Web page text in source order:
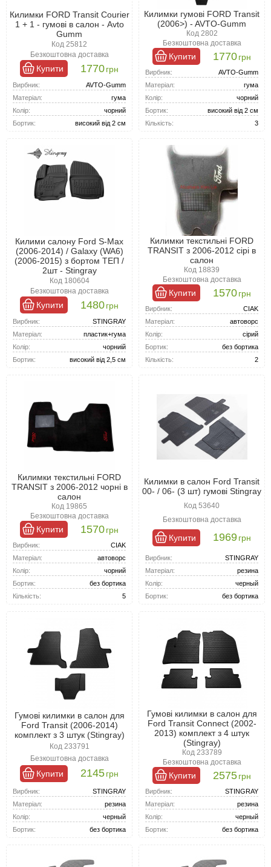
Ефективний захист: Борти по периметру запобігають
потраплянню вологи та бруду на підлогу, навіть за рясних
опадів.
Надійність: Килимки не ковзають, не збиваються та добре
тримають форму навіть за тривалого використання.
Вибір матеріалів: В асортименті представлені гумові,
текстильні, поліуретанові та інші варіанти.
Якість: Усі вироби сертифіковані та відповідають сучасним
стандартам безпеки.
Килимки FORD Transit Courier
1 + 1 - гумові в салон - Avto
Gumm
Код 25812
Безкоштовна доставка
Купити 1770грн
Вирбник:
AVTO-Gumm
Матеріал:
гума
Колір:
чорний
Бортик:
високий від 2 см
Килимки гумові FORD Transit
(2006>) - AVTO-Gumm
Код 2802
Безкоштовна доставка
Купити 1770грн
Вирбник:
AVTO-Gumm
Матеріал:
гума
Колір:
чорний
Бортик:
високий від 2 см
Кількість:
3
Килими салону Ford S-Max
(2006-2014) / Galaxy (WA6)
(2006-2015) з бортом ТЕП /
2шт - Stingray
Код 180604
Безкоштовна доставка
Купити 1480грн
Вирбник:
STINGRAY
Матеріал:
пластик+гума
Колір:
чорниій
Бортик:
високий від 2,5 см
Килимки текстильні FORD
TRANSIT з 2006-2012 сірі в
салон
Код 18839
Безкоштовна доставка
Купити 1570грн
Вирбник:
CIAK
Матеріал:
автоворс
Колір:
сірий
Бортик:
без бортика
Кількість:
2
Килимки текстильні FORD
TRANSIT з 2006-2012 чорні в
салон
Код 19865
Безкоштовна доставка
Купити 1570грн
Вирбник:
CIAK
Матеріал:
автоворс
Колір:
чорний
Бортик:
без бортика
Кількість:
5
Килимки в салон Ford Transit
00- / 06- (3 шт) гумові Stingray
Код 53640
Безкоштовна доставка
Купити 1969грн
Вирбник:
STINGRAY
Матеріал:
резина
Колір:
черный
Бортик:
без бортика
Гумові килимки в салон для
Ford Transit (2006-2014)
комплект з 3 штук (Stingray)
Код 233791
Безкоштовна доставка
Купити 2145грн
Вирбник:
STINGRAY
Матеріал:
резина
Колір:
черный
Бортик:
без бортика
Гумові килимки в салон для
Ford Transit Connect (2002-
2013) комплект з 4 штук
(Stingray)
Код 233789
Безкоштовна доставка
Купити 2575грн
Вирбник:
STINGRAY
Матеріал:
резина
Колір:
черный
Бортик:
без бортика